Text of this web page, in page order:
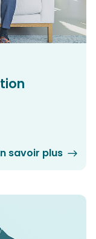
savoir plus